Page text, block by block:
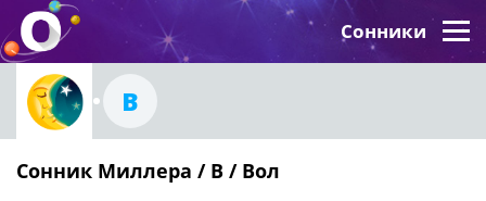
Сонники
В
Сонник Миллера / В / Вол